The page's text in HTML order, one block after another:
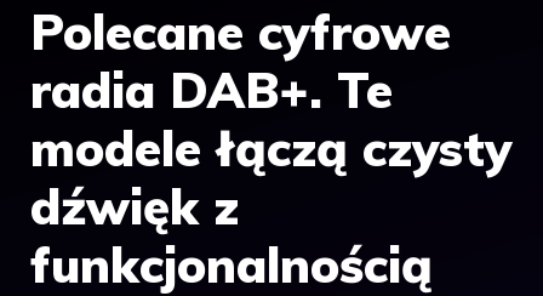
Polecane cyfrowe
radia DAB+. Te
modele łączą czysty
dźwięk z
funkcjonalnością